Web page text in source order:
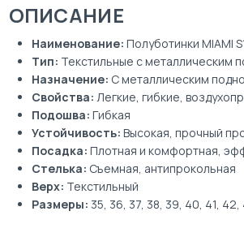
ОПИСАНИЕ
Наименование: Полуботинки MIAMI
Тип: Текстильные с металлическим
Назначение: С металлическим
Свойства: Легкие, гибкие,
Подошва: Гибкая
Устойчивость: Высокая, прочный
Посадка: Плотная и комфортная,
Стелька: Съемная, антипрокольная
Верх: Текстильный
Размеры: 35, 36, 37, 38, 39, 40, 41,